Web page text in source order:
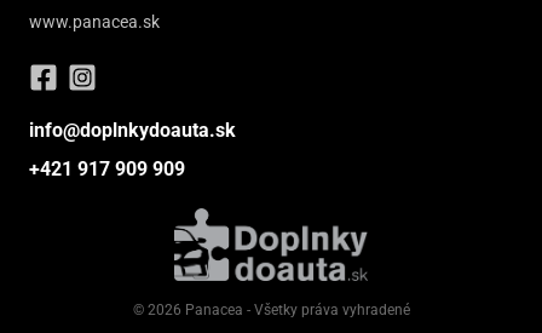
www.panacea.sk
info@doplnkydoauta.sk
+421 917 909 909
© 2026 Panacea - Všetky práva vyhradené